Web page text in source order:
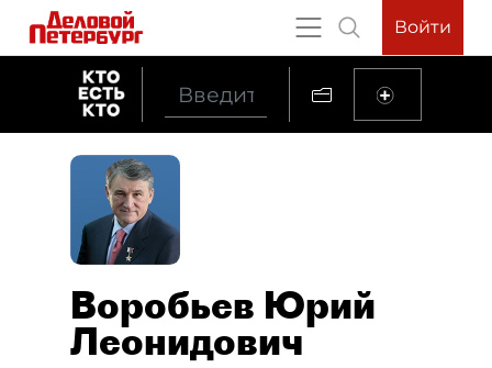
Войти
Воробьев Юрий
Леонидович